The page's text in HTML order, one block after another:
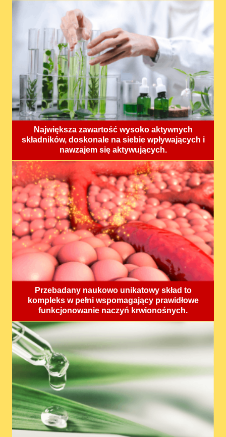
Największa zawartość wysoko aktywnych
składników, doskonale na siebie wpływających i
nawzajem się aktywujących.
Przebadany naukowo unikatowy skład to
kompleks w pełni wspomagający prawidłowe
funkcjonowanie naczyń krwionośnych.